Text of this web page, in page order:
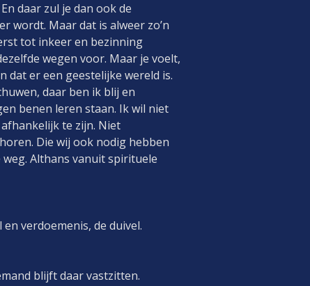
daar zul je dan ook de
wordt. Maar dat is alweer zo’n
tot inkeer en bezinning
wegen voor. Maar je voelt,
dat er een geestelijke wereld is.
daar ben ik blij en
benen leren staan. Ik wil niet
te zijn. Niet
Die wij ook nodig hebben
Althans vanuit spirituele
verdoemenis, de duivel.
blijft daar vastzitten.